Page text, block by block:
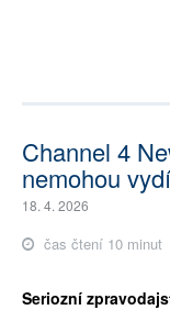
Channel 4
nemohou
18. 4. 2026
čas čtení 10 minut
Seriozní